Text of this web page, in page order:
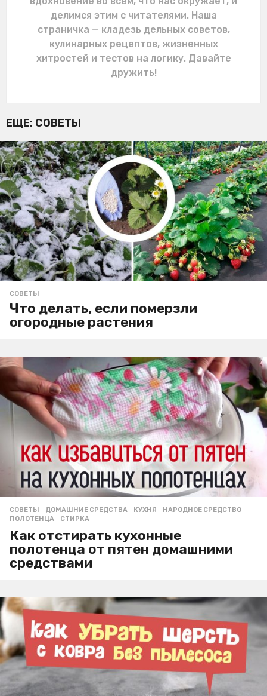
делимся этим с читателями. Наша
страничка — кладезь дельных советов,
кулинарных рецептов, жизненных
хитростей и тестов на логику. Давайте
дружить!
ЕЩЕ: СОВЕТЫ
СОВЕТЫ
Что делать, если померзли
огородные растения
СОВЕТЫ ДОМАШНИЕ СРЕДСТВА ,КУХНЯ ,НАРОДНОЕ СРЕДСТВО
ПОЛОТЕНЦА
,СТИРКА
Как отстирать кухонные
полотенца от пятен домашними
средствами